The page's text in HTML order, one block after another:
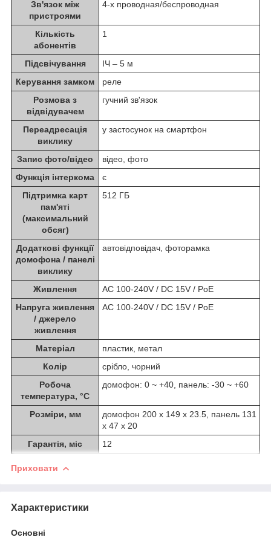
Зв'язок між
пристроями
4-х проводная/беспроводная
Кількість
абонентів
1
Підсвічування
ІЧ – 5 м
Керування замком
реле
Розмова з
відвідувачем
гучний зв'язок
Переадресація
виклику
у застосунок на смартфон
Запис фото/відео
відео, фото
Функція інтеркома
є
Підтримка карт
пам'яті
(максимальний
обсяг)
512 ГБ
Додаткові функції
домофона / панелі
виклику
автовідповідач, фоторамка
Живлення
AC 100-240V / DC 15V / PoE
Напруга живлення
/ джерело
живлення
AC 100-240V / DC 15V / PoE
Матеріал
пластик, метал
Колір
срібло, чорний
Робоча
температура, °C
домофон: 0 ~ +40, панель: -30 ~ +60
Розміри, мм
домофон 200 х 149 х 23.5, панель 131
x 47 x 20
Гарантія, міс
12
Приховати
Характеристики
Основні